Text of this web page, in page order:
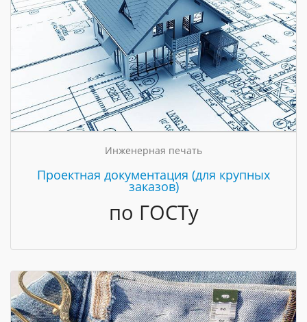
Инженерная печать
Проектная документация (для крупных
заказов)
по ГОСТу